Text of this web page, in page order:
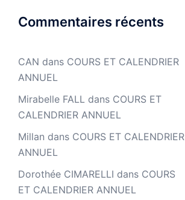
Commentaires récents
CAN dans COURS ET CALENDRIER
ANNUEL
Mirabelle FALL dans COURS ET
CALENDRIER ANNUEL
Millan dans COURS ET CALENDRIER
ANNUEL
Dorothée CIMARELLI dans COURS
ET CALENDRIER ANNUEL